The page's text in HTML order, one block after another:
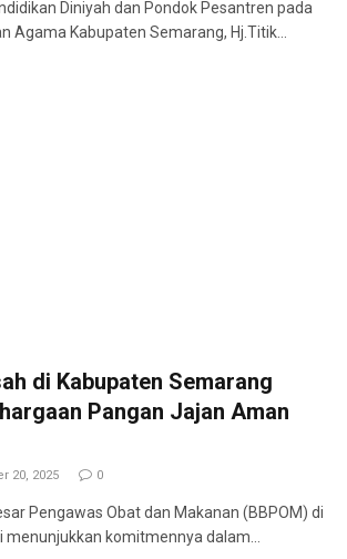
Diniyah dan Pondok Pesantren pada
Agama Kabupaten Semarang, Hj.Titik…
di Kabupaten Semarang
Pangan Jajan Aman
20, 2025 0
Pengawas Obat dan Makanan (BBPOM) di
menunjukkan komitmennya dalam…